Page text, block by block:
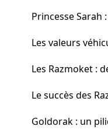
Princesse Sarah
Les valeurs
Les Razmoket :
Le succès des
Goldorak : un